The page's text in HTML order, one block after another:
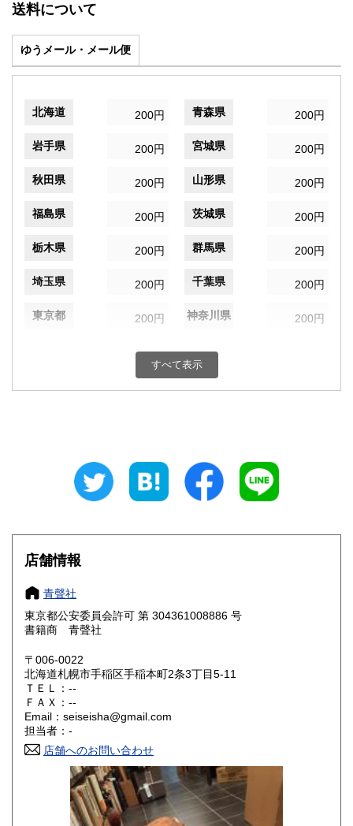
送料について
ゆうメール・メール便
北海道 200円 青森県 200円
岩手県 200円 宮城県 200円
秋田県 200円 山形県 200円
福島県 200円 茨城県 200円
栃木県 200円 群馬県 200円
埼玉県 200円 千葉県 200円
東京都 200円 神奈川県 200円
200円 富山県
200円 三重県
大阪府
奈良県
鳥取県 200円 島根県
岡山県
山口県
香川県
高知県 200円
200円 長崎県
すべて表示
店舗情報
青聲社
東京都公安委員会許可 第 304361008886 号
書籍商 青聲社
〒006-0022
北海道札幌市手稲区手稲本町2条3丁目5-11
ＴＥＬ：--
ＦＡＸ：--
Email：seiseisha@gmail.com
担当者：-
店舗へのお問い合わせ